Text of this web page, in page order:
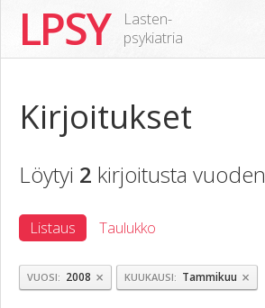
LPSY
Lasten-
psykiatria
Kirjoitukset
Löytyi 2 kirjoitusta vuoden
Listaus Taulukko
VUOSI 2008 × KUUKAUSI Tammikuu ×